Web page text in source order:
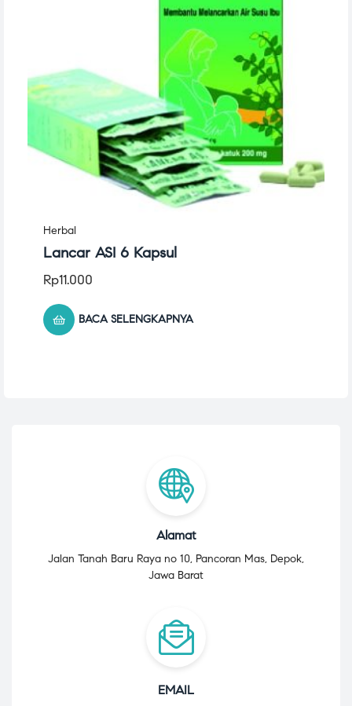
Herbal
Lancar ASI 6 Kapsul
Rp11.000
BACA SELENGKAPNYA
Alamat
Jalan Tanah Baru Raya no 10, Pancoran Mas, Depok,
Jawa Barat
EMAIL